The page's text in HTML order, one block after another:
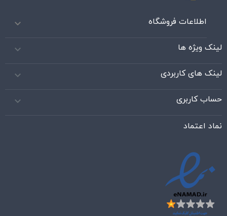
اطلاعات فروشگاه 
لینک ویژه ها 
لینک های کاربردی 
حساب کاربری 
نماد اعتماد